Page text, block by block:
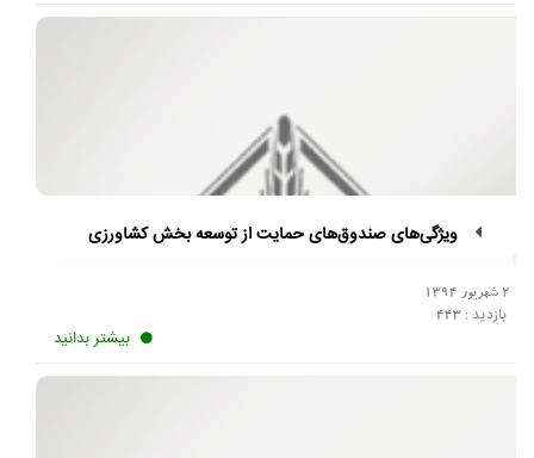
ویژگی‌های صندوق‌های حمایت از توسعه بخش کشاورزی
بازدید :443
بیشتر بدانید